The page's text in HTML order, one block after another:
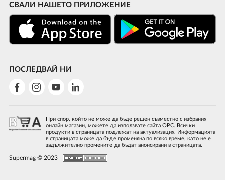
СВАЛИ НАШЕТО ПРИЛОЖЕНИЕ
ПОСЛЕДВАЙ НИ
При спор, който не може да бъде решен съвместно с избрания
онлайн магазин, можете да използвате сайта ОРС. Всички
продукти в страницата подлежат на актуализация. Информацията
в страницата може да бъде променяна по всяко време, като не е
задължително промените да бъдат анонсирани в страницата.
Supermag © 2023